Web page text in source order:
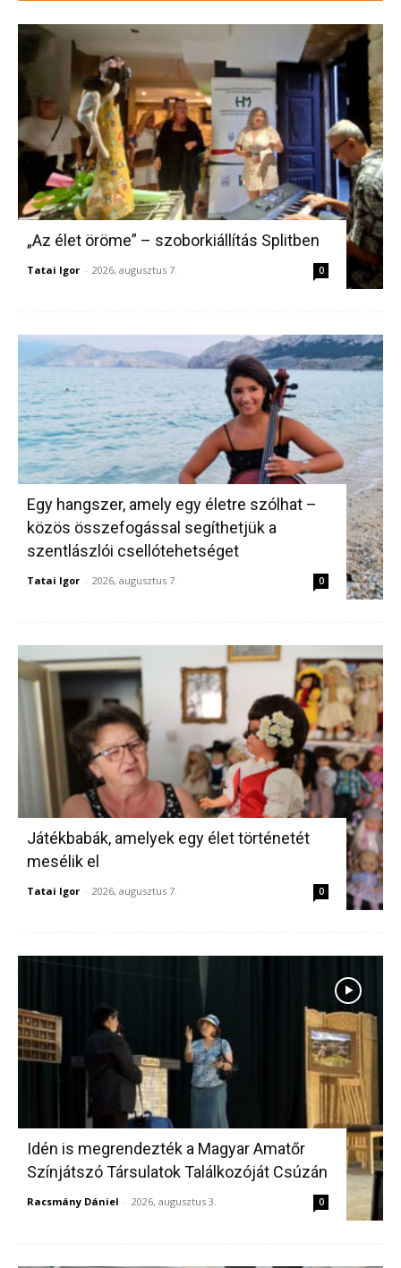
„Az élet öröme” – szoborkiállítás Splitben
Tatai Igor - 2026, augusztus 7. 0
Egy hangszer, amely egy életre szólhat –
közös összefogással segíthetjük a
szentlászlói csellótehetséget
Tatai Igor - 2026, augusztus 7. 0
Játékbabák, amelyek egy élet történetét
mesélik el
Tatai Igor - 2026, augusztus 7. 0
Idén is megrendezték a Magyar Amatőr
Színjátszó Társulatok Találkozóját Csúzán
Racsmány Dániel - 2026, augusztus 3. 0